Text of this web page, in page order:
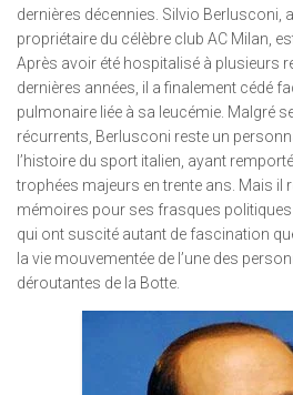
dernières décennies. Silvio Berlusconi,
propriétaire du célèbre club AC Milan,
Après avoir été hospitalisé à plusieurs
dernières années, il a finalement cédé
pulmonaire liée à sa leucémie. Malgré
récurrents, Berlusconi reste un
l’histoire du sport italien, ayant
trophées majeurs en trente ans. Mais il
mémoires pour ses frasques politiques
qui ont suscité autant de fascination
la vie mouvementée de l’une des
déroutantes de la Botte.